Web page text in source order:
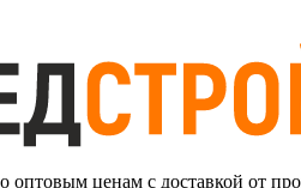
ценам с доставкой от